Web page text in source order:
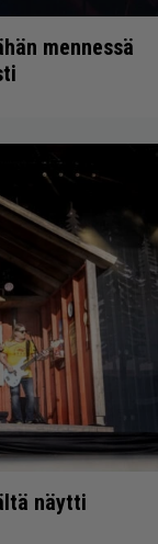
mennessä
näytti